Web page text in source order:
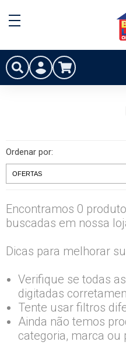
Ordenar por:
Encontramos 0
buscadas em nossa
Dicas para melhorar
Verifique se todas
digitadas
Tente usar filtros
Ainda não temos
categoria, marca ou